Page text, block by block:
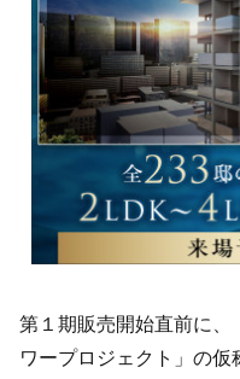
第１期販売開始直前に、
ワープロジェクト」の